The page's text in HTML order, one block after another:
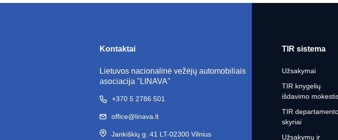
Kontaktai
Lietuvos nacionalinė vežėjų automobiliais
asociacija "LINAVA"
+370 5 2786 501
office@linava.lt
Jankiškių g. 41 LT-02300 Vilnius
TIR sistema
Užsakymai
TIR knygelių
išdavimo
TIR
skyriai
Užsakymų ir